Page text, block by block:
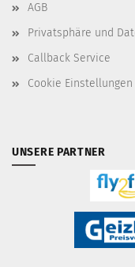
AGB
Privatsphäre und
Callback Service
Cookie Einstellungen
UNSERE PARTNER